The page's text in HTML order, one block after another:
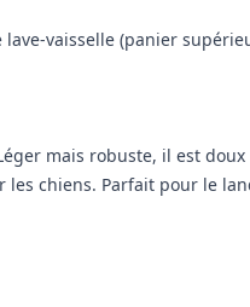
vaisselle (panier
mais robuste, il est
chiens. Parfait pour le